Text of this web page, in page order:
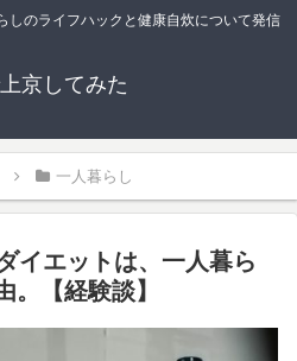
しのライフハックと健康自炊について発信
京してみた
一人暮らし
イエットは、一人暮ら
。【経験談】